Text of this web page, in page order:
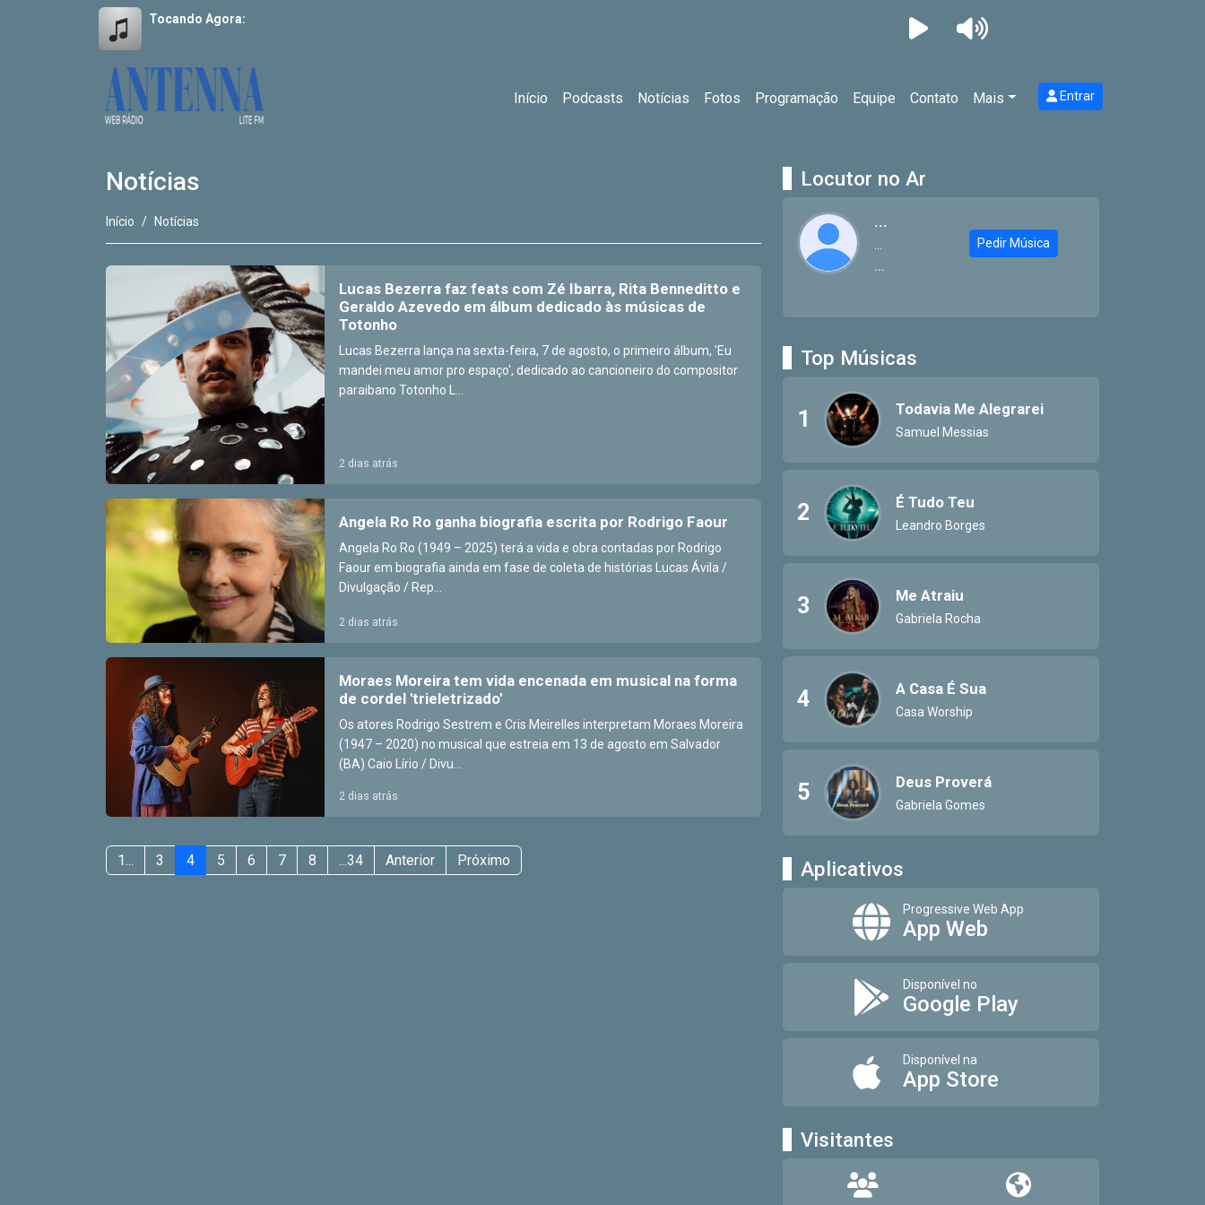
Tocando Agora:
Início Podcasts Notícias Fotos Programação Equipe Contato Mais Entrar
Notícias
Início Notícias
Lucas Bezerra faz feats com Zé Ibarra, Rita Benneditto e
Geraldo Azevedo em álbum dedicado às músicas de
Totonho
Lucas Bezerra lança na sexta-feira, 7 de agosto, o primeiro álbum, 'Eu
mandei meu amor pro espaço', dedicado ao cancioneiro do compositor
paraibano Totonho L...
2 dias atrás
Angela Ro Ro ganha biografia escrita por Rodrigo Faour
Angela Ro Ro (1949 – 2025) terá a vida e obra contadas por Rodrigo
Faour em biografia ainda em fase de coleta de histórias Lucas Ávila /
Divulgação / Rep...
2 dias atrás
Moraes Moreira tem vida encenada em musical na forma
de cordel 'trieletrizado'
Os atores Rodrigo Sestrem e Cris Meirelles interpretam Moraes Moreira
(1947 – 2020) no musical que estreia em 13 de agosto em Salvador
(BA) Caio Lírio / Divu...
2 dias atrás
1... 3 4 5 6 7 8 ...34 Anterior Próximo
Locutor no Ar
...
...
Pedir Música
Top Músicas
1 Todavia Me Alegrarei
Samuel Messias
2 É Tudo Teu
Leandro Borges
3 Me Atraiu
Gabriela Rocha
4 A Casa É Sua
Casa Worship
5 Deus Proverá
Gabriela Gomes
Aplicativos
Progressive Web App
App Web
Disponível no
Google Play
Disponível na
App Store
Visitantes